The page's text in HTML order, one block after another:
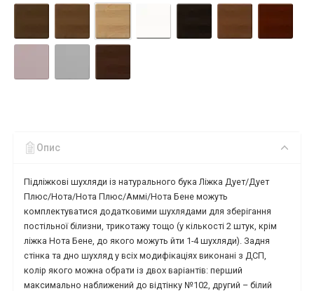
Опис
Підліжкові шухляди із натурального бука Ліжка Дует/Дует
Плюс/Нота/Нота Плюс/Аммі/Нота Бене можуть
комплектуватися додатковими шухлядами для зберігання
постільної білизни, трикотажу тощо (у кількості 2 штук, крім
ліжка Нота Бене, до якого можуть йти 1-4 шухляди). Задня
стінка та дно шухляд у всіх модифікаціях виконані з ДСП,
колір якого можна обрати із двох варіантів: перший
максимально наближений до відтінку №102, другий – білий